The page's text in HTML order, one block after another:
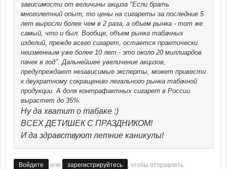
зависимости от величины акциза "Если брать
многолетний опыт, то цены на сигареты за последние 5
лет выросли более чем в 2 раза, а объем рынка - тот же
самый, что и был. Вообще, объем рынка табачных
изделий, прежде всего сигарет, остается практически
неизменным уже более 10 лет - это около 20 миллиардов
пачек в год". Дальнейшее увеличение акцизов,
предупреждают независимые эксперты, может привести
к двукратному сокращению легального рынка табачной
продукции. А доля контрафактных сигарет в России
вырастет до 35%.
Ну да хватит о табаке :)
ВСЕХ ДЕТИШЕК С ПРАЗДНИКОМ!
И да здравствуют летние каникулы!
Войдите или зарегистрируйтесь
, чтобы отправлять